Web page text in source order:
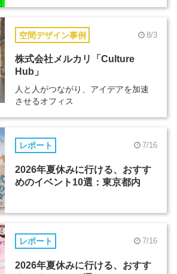
空間デザイン事例 8/3
株式会社メルカリ「Culture
Hub」
人と人がつながり、アイデアを加速
させるオフィス
レポート 7/16
2026年夏休みに行ける、おすす
めのイベント10選：東京都内
レポート 7/16
2026年夏休みに行ける、おすす